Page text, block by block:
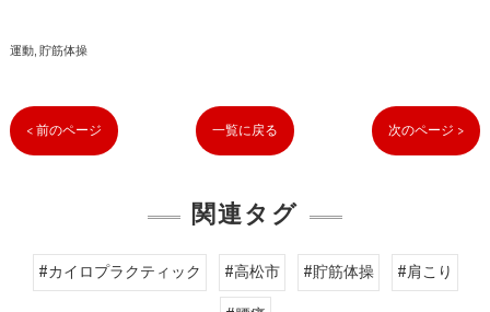
運動 貯筋体操
< 前のページ 一覧に戻る 次のページ >
関連タグ
#カイロプラクティック #高松市 #貯筋体操
#肩こり